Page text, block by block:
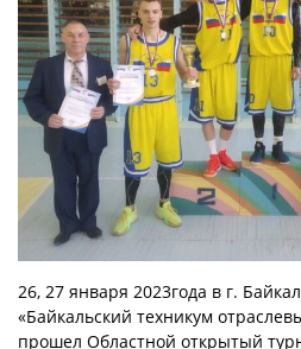
26, 27 января 2023года в г.
«Байкальский техникум
прошел Областной открытый